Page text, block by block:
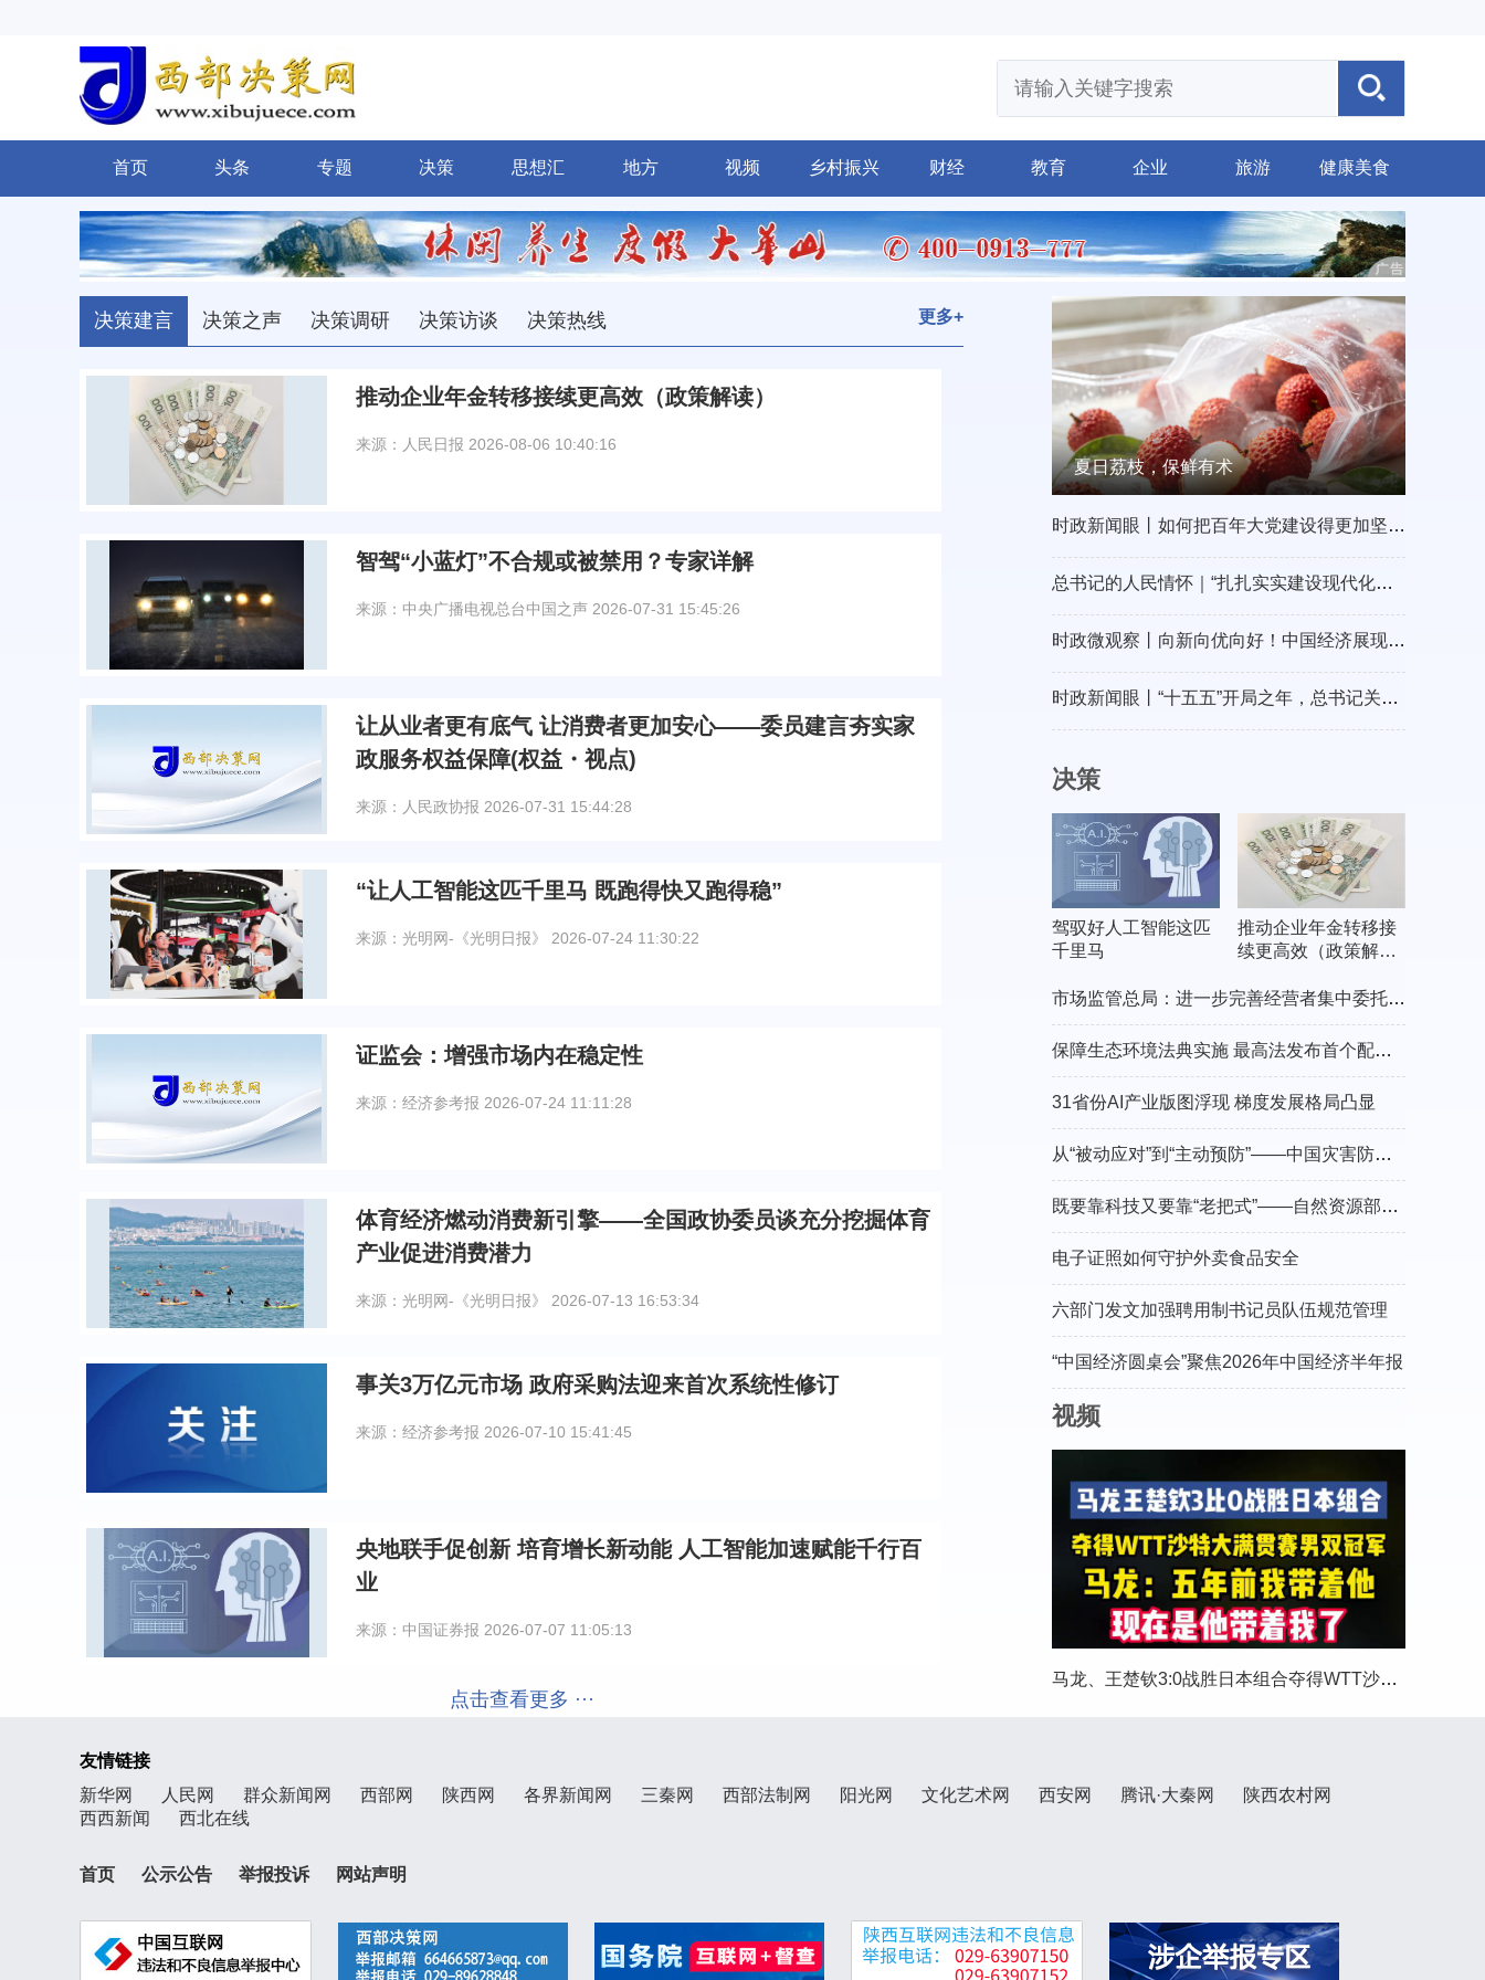
首页 头条 专题 决策 思想汇 地方 视频 乡村振兴 财经 教育 企业 旅游 健康美食
决策建言 决策之声 决策调研 决策访谈 决策热线 更多+
推动企业年金转移接续更高效（政策解读）
来源：人民日报 2026-08-06 10:40:16
智驾“小蓝灯”不合规或被禁用？专家详解
来源：中央广播电视总台中国之声 2026-07-31 15:45:26
让从业者更有底气 让消费者更加安心——委员建言夯实家
政服务权益保障(权益・视点)
来源：人民政协报 2026-07-31 15:44:28
“让人工智能这匹千里马 既跑得快又跑得稳”
来源：光明网-《光明日报》 2026-07-24 11:30:22
证监会：增强市场内在稳定性
来源：经济参考报 2026-07-24 11:11:28
体育经济燃动消费新引擎——全国政协委员谈充分挖掘体育
产业促进消费潜力
来源：光明网-《光明日报》 2026-07-13 16:53:34
事关3万亿元市场 政府采购法迎来首次系统性修订
来源：经济参考报 2026-07-10 15:41:45
央地联手促创新 培育增长新动能 人工智能加速赋能千行百
业
来源：中国证券报 2026-07-07 11:05:13
点击查看更多 ···
要闻
夏日荔枝，保鲜有术
时政新闻眼丨如何把百年大党建设得更加坚强有力？总书记这样部署
总书记的人民情怀｜“扎扎实实建设现代化产业体系”
时政微观察丨向新向优向好！中国经济展现强大韧性和活力
时政新闻眼丨“十五五”开局之年，总书记关心百姓身边这些民生大事
决策
驾驭好人工智能这匹
千里马
推动企业年金转移接
续更高效（政策解
市场监管总局：进一步完善经营者集中委托审查制度
保障生态环境法典实施 最高法发布首个配套司法解释
31省份AI产业版图浮现 梯度发展格局凸显
从“被动应对”到“主动预防”——中国灾害防御协会会长郑国光谈防灾减灾的“硬核”守护
既要靠科技又要靠“老把式”——自然资源部有关负责人介绍“十五五”地灾防治工作
电子证照如何守护外卖食品安全
六部门发文加强聘用制书记员队伍规范管理
“中国经济圆桌会”聚焦2026年中国经济半年报
视频
马龙、王楚钦3:0战胜日本组合夺得WTT沙特大满贯
友情链接
新华网
人民网 群众新闻网 西部网 陕西网 各界新闻网 三秦网 西部法制网 阳光网 文化艺术网 西安网 腾讯·大秦网
陕西农村网
西西新闻
西北在线
首页 公示公告 举报投诉 网站声明